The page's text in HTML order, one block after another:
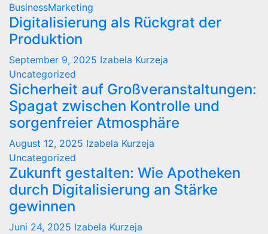
BusinessMarketing
Digitalisierung als Rückgrat der
Produktion
September 9, 2025 Izabela Kurzeja
Uncategorized
Sicherheit auf Großveranstaltungen:
Spagat zwischen Kontrolle und
sorgenfreier Atmosphäre
August 12, 2025 Izabela Kurzeja
Uncategorized
Zukunft gestalten: Wie Apotheken
durch Digitalisierung an Stärke
gewinnen
Juni 24, 2025 Izabela Kurzeja